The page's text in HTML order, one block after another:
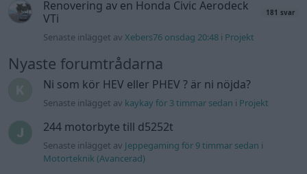
Renovering av en Honda Civic Aerodeck
VTi
181 svar
Senaste inlägget avXebers76 onsdag 20:48 i Projekt
Nyaste forumtrådarna
Ni som kör HEV eller PHEV ? är ni nöjda?
Senaste inlägget av kaykay för 3 timmar sedan i Projekt
244 motorbyte till d5252t
Senaste inlägget av Jeppegaming för 9 timmar sedan i
Motorteknik (Avancerad)